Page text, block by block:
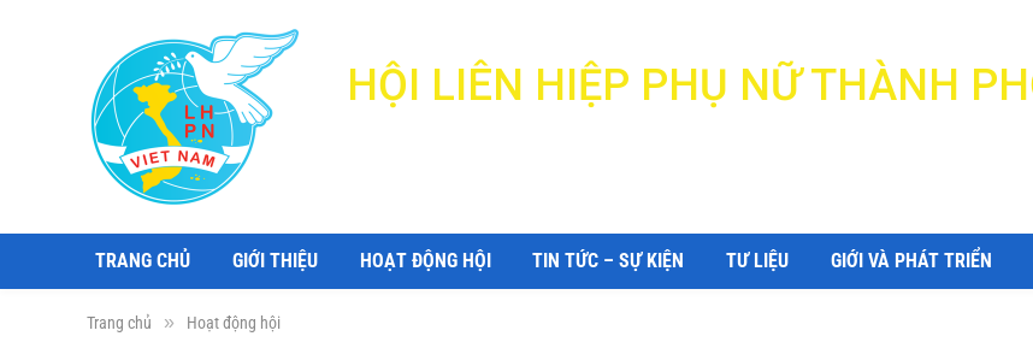
HỘI LIÊN HIỆP PHỤ NỮ THÀNH
TRANG CHỦ GIỚI THIỆU HOẠT ĐỘNG HỘI TIN TỨC – SỰ KIỆN TƯ LIỆU GIỚI VÀ PHÁT TRIỂN
Trang chủ » Hoạt động hội